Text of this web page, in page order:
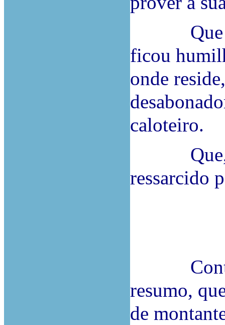
Que o
ficou
onde
caloteiro.
Que,
ressarcido
resumo,
de